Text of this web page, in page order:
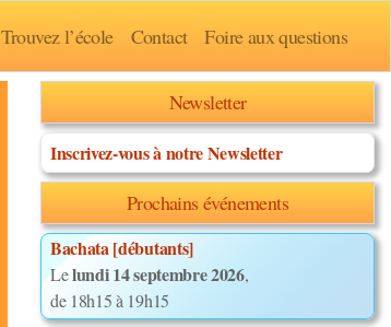
Trouvez l’école Contact Foire aux questions
Newsletter
Inscrivez-vous à notre Newsletter
Prochains événements
Bachata [débutants]
Lelundi 14 septembre 2026,
de 18h15 à 19h15